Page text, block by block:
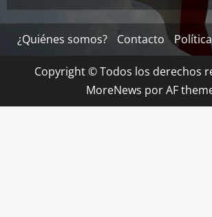
¿Quiénes somos? Contacto
Copyright © Todos los derechos
MoreNews por AF